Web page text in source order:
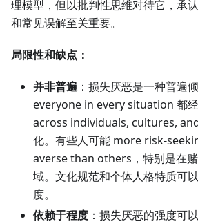
理模型，但以批判性思维对待它，承
和常见误解至关重要。
局限性和缺点：
并非普遍 ：损失厌恶是一种普遍
everyone in every situation 都
across individuals, cultures,
化。有些人可能 more risk-
averse than others，特别是在
域。文化规范和个体人格特质可
度。
依赖于程度 ：损失厌恶的强度